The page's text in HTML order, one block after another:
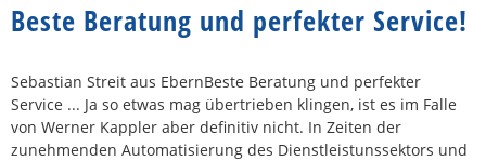
Beste Beratung und perfekter Service!
Sebastian Streit aus EbernBeste Beratung und perfekter
Service ... Ja so etwas mag übertrieben klingen, ist es im Falle
von Werner Kappler aber definitiv nicht. In Zeiten der
zunehmenden Automatisierung des Dienstleistunssektors und